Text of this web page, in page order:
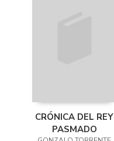
CRÓNICA DEL REY
PASMADO